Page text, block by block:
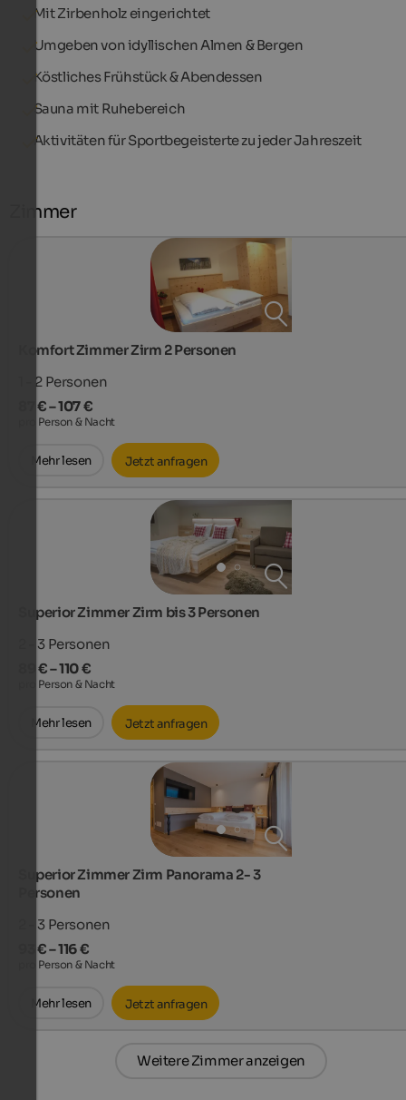
Mit Zirbenholz eingerichtet
Umgeben von idyllischen Almen & Bergen
Köstliches Frühstück & Abendessen
Sauna mit Ruhebereich
Aktivitäten für Sportbegeisterte zu jeder Jahreszeit
Zimmer
Komfort Zimmer Zirm 2 Personen
1 - 2 Personen
87 € – 107 €
pro Person & Nacht
Mehr lesen Jetzt anfragen
Superior Zimmer Zirm bis 3 Personen
2 - 3 Personen
89 € – 110 €
pro Person & Nacht
Mehr lesen Jetzt anfragen
Superior Zimmer Zirm Panorama 2- 3
Personen
2 - 3 Personen
93 € – 116 €
pro Person & Nacht
Mehr lesen Jetzt anfragen
Weitere Zimmer anzeigen